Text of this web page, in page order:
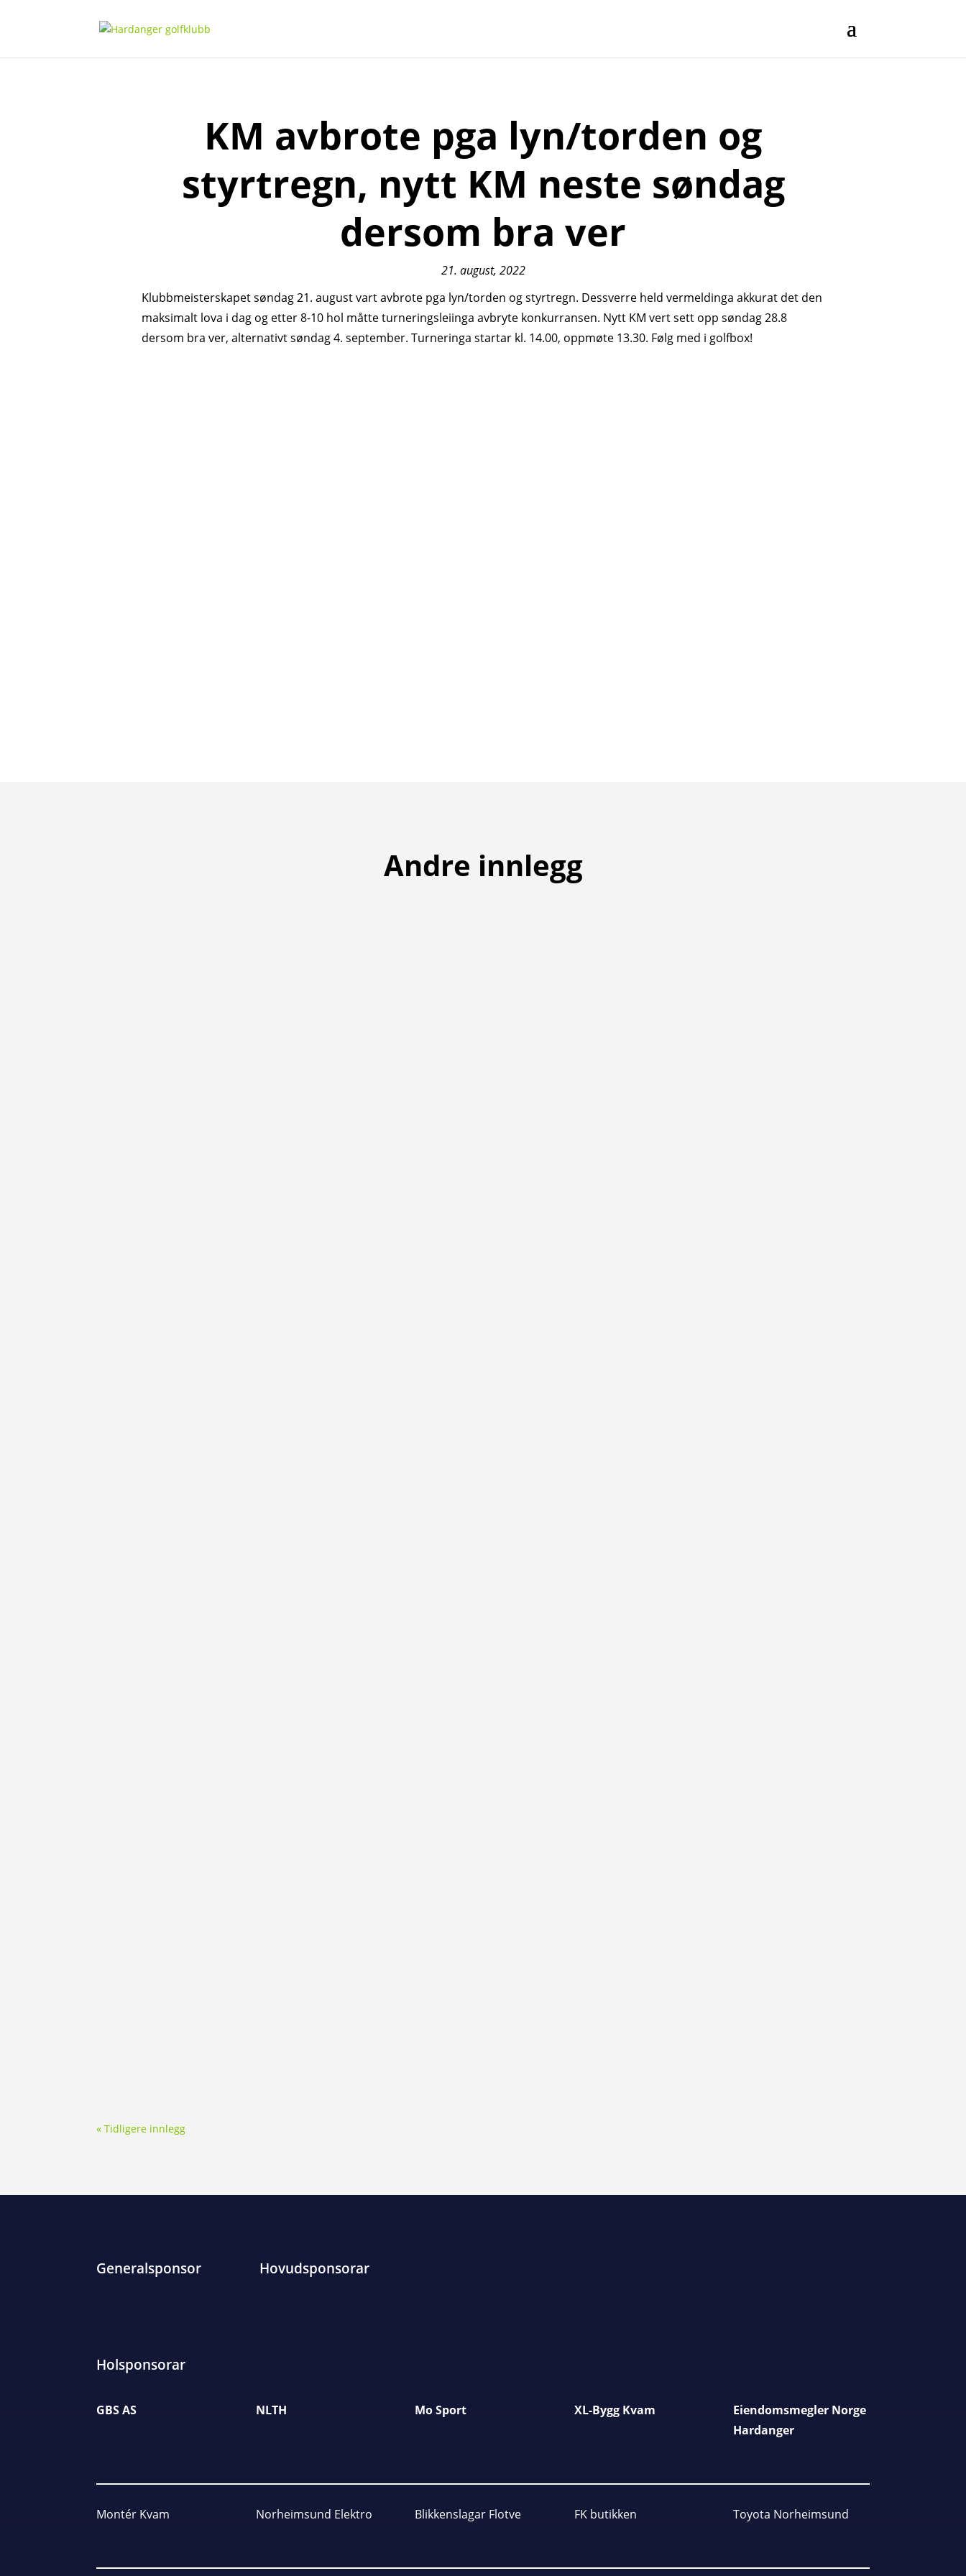
KM avbrote pga lyn/torden og
styrtregn, nytt KM neste søndag
dersom bra ver
21. august, 2022
Klubbmeisterskapet søndag 21. august vart avbrote pga lyn/torden og styrtregn. Dessverre held vermeldinga akkurat det den
maksimalt lova i dag og etter 8-10 hol måtte turneringsleiinga avbryte konkurransen. Nytt KM vert sett opp søndag 28.8
dersom bra ver, alternativt søndag 4. september. Turneringa startar kl. 14.00, oppmøte 13.30. Følg med i golfbox!
Andre innlegg
« Tidligere innlegg
Generalsponsor Hovudsponsorar
Holsponsorar
GBS AS NLTH Mo Sport XL-Bygg Kvam
Eiendomsmegler Norge
Hardanger
Montér Kvam Norheimsund Elektro Blikkenslagar Flotve FK butikken Toyota Norheimsund